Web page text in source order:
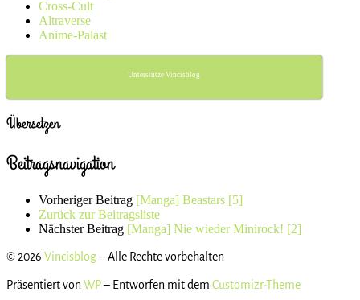
Cross-Cult
Altraverse
Anime-Palast
Unterstütze Vincisblog
Übersetzen
Beitragsnavigation
Vorheriger Beitrag [Manga] Beastars [5]
Zurück zur Beitragsliste
Nächster Beitrag [Manga] Nie wieder Minirock! [2]
© 2026 Vincisblog– Alle Rechte vorbehalten
Präsentiert von WP– Entworfen mit dem Customizr-Theme